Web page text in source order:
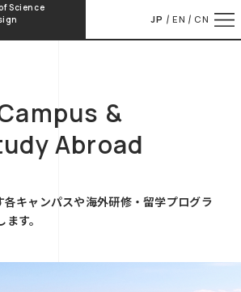
Science
JP EN CN
&
Abroad
各キャンパスや海外研修・留学プログラ
す。